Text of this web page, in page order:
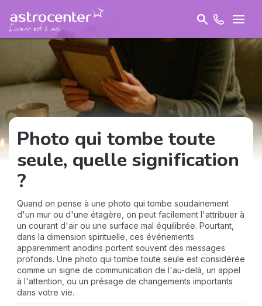
Photo qui tombe toute
seule, quelle signification
?
Quand on pense à une photo qui tombe soudainement
d'un mur ou d'une étagère, on peut facilement l'attribuer à
un courant d'air ou une surface mal équilibrée. Pourtant,
dans la dimension spirituelle, ces événements
apparemment anodins portent souvent des messages
profonds. Une photo qui tombe toute seule est considérée
comme un signe de communication de l'au-delà, un appel
à l'attention, ou un présage de changements importants
dans votre vie.